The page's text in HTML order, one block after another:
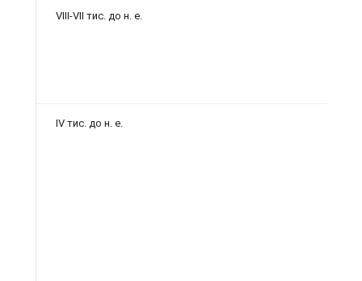
VIII-VII тис. до н. е.
IV тис. до н. е.